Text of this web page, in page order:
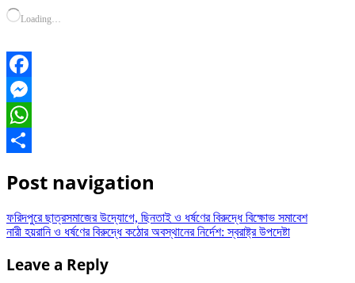
Loading…
Facebook
Messenger
WhatsApp
Post navigation
ফরিদপুরে ছাত্রসমাজের উদ্যোগে, ছিনতাই ও ধর্ষণের বিরুদ্ধে বিক্ষোভ সমাবেশ
নারী হয়রানি ও ধর্ষণের বিরুদ্ধে কঠোর অবস্থানের নির্দেশ: স্বরাষ্ট্র উপদেষ্টা
Leave a Reply